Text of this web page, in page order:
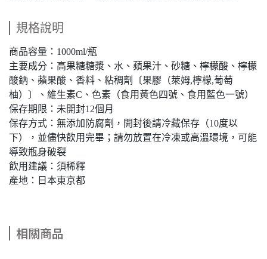
規格說明
商品容量：1000ml/瓶
主要成分：高果糖糖漿、水、蘋果汁、砂糖、檸檬酸、檸檬
酸鈉、蘋果酸、香料、粘稠劑〔果膠（萊姆,檸檬,葡萄
柚）〕、維生素C、色素（食用黃色四號、食用藍色一號）
保存期限：未開封12個月
保存方式：無添加防腐劑，開封後請冷藏保存（10度以
下），並儘快飲用完畢；請勿放置在冷凍或高溫環境，可能
導致瓶身破裂
飲用建議：須稀釋
產地：日本東京都
相關商品